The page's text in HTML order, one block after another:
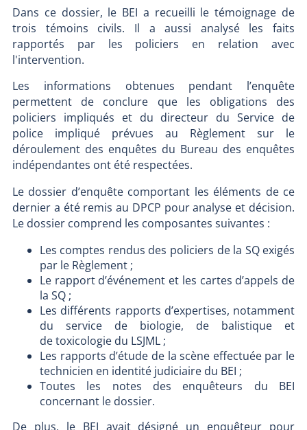
Dans ce dossier, le BEI a recueilli le témoignage de
trois témoins civils. Il a aussi analysé les faits
rapportés par les policiers en relation avec
l'intervention.
Les informations obtenues pendant l’enquête
permettent de conclure que les obligations des
policiers impliqués et du directeur du Service de
police impliqué prévues au Règlement sur le
déroulement des enquêtes du Bureau des enquêtes
indépendantes ont été respectées.
Le dossier d’enquête comportant les éléments de ce
dernier a été remis au DPCP pour analyse et décision.
Le dossier comprend les composantes suivantes :
Les comptes rendus des policiers de la SQ exigés
par le Règlement ;
Le rapport d’événement et les cartes d’appels de
la SQ ;
Les différents rapports d’expertises, notamment
du service de biologie, de balistique et
de toxicologie du LSJML ;
Les rapports d’étude de la scène effectuée par le
technicien en identité judiciaire du BEI ;
Toutes les notes des enquêteurs du BEI
concernant le dossier.
De plus, le BEI avait désigné un enquêteur pour